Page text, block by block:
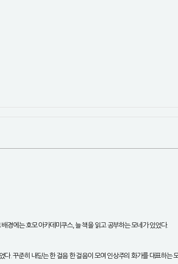
경에는 호모 아카데미쿠스, 늘 책을 읽고 공부하는 모네가 있었다.
. 꾸준히 내딛는 한 걸음 한 걸음이 모여 인상주의 화가를 대표하는